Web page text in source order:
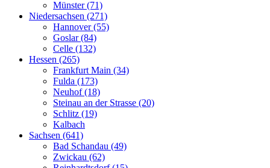
Münster (71)
Niedersachsen (271)
Hannover (55)
Goslar (84)
Celle (132)
Hessen (265)
Frankfurt Main (34)
Fulda (173)
Neuhof (18)
Steinau an der Strasse (20)
Schlitz (19)
Kalbach
Sachsen (641)
Bad Schandau (49)
Zwickau (62)